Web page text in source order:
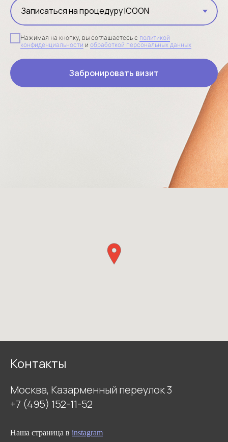
Нажимая на кнопку, вы соглашаетесь с политикой
конфиденциальности и обработкой персональных данных
Забронировать визит
Контакты
Москва, Казарменный переулок 3
+7 (495) 152-11-52
Наша страница в instagram